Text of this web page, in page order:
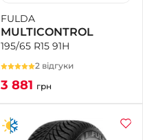
FULDA
MULTICONTROL
195/65 R15 91H
2 відгуки
3 881 грн